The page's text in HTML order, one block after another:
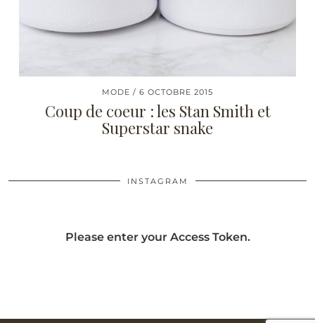
MODE 6 OCTOBRE 2015
Coup de coeur : les Stan Smith et
Superstar snake
INSTAGRAM
Please enter your Access Token.